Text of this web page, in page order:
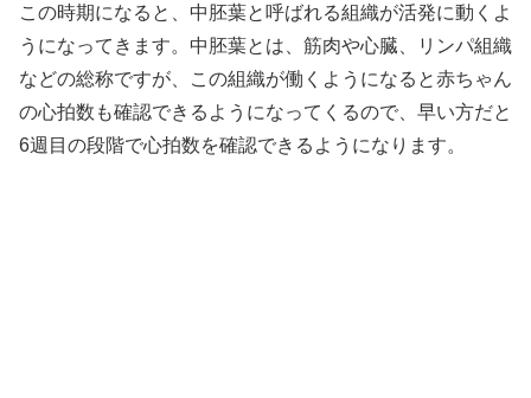
この時期になると、中胚葉と呼ばれる組織が活発に動くよ
うになってきます。中胚葉とは、筋肉や心臓、リンパ組織
などの総称ですが、この組織が働くようになると赤ちゃん
の心拍数も確認できるようになってくるので、早い方だと
6週目の段階で心拍数を確認できるようになります。